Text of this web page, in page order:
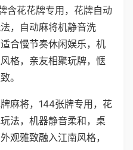
含花花牌专用，花牌自动
，自动麻将机静音洗
合慢节奏休闲娱乐，机
格，亲友相聚玩牌，惬
。
麻将，144张牌专用，花
法，机器静音柔和，桌
观雅致融入江南风格，